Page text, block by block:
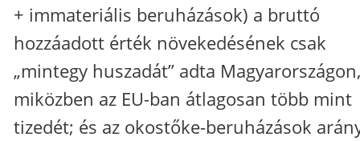
+ immateriális beruházások) a bruttó
hozzáadott érték növekedésének csak
„mintegy huszadát” adta Magyarországon,
miközben az EU-ban átlagosan több mint
tizedét; és az okostőke-beruházások